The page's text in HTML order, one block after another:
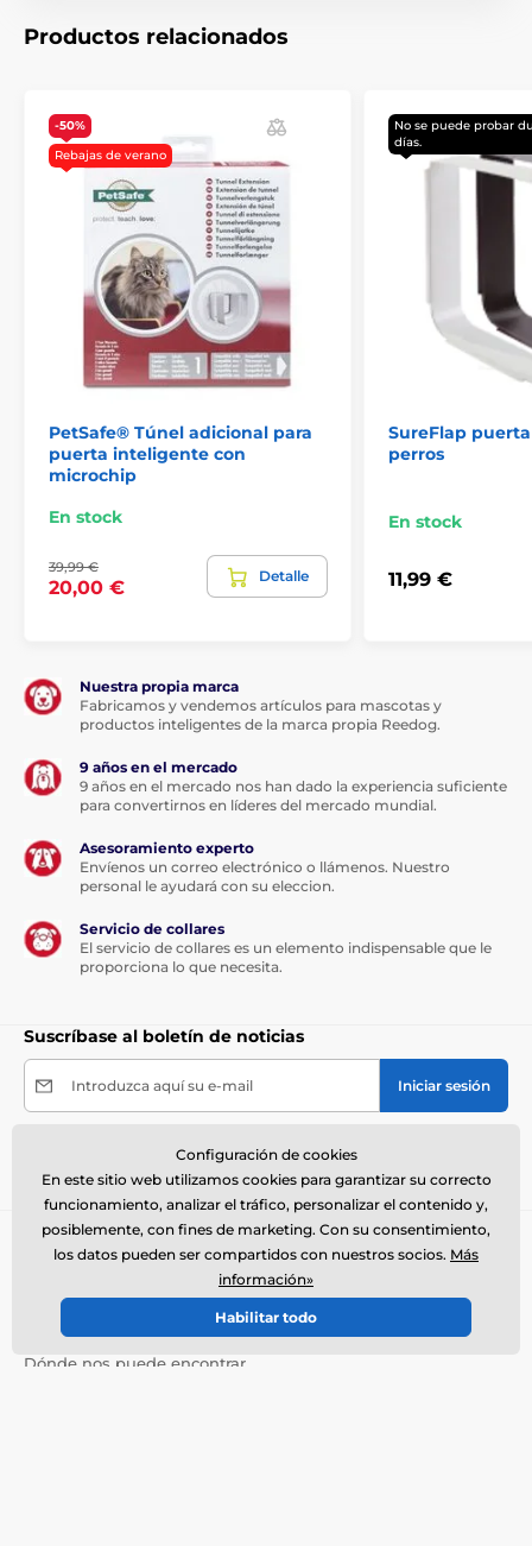
El producto aparece en las categorías
Productos relacionados
-50%
Rebajas de verano
PetSafe® Túnel adicional para
puerta inteligente con
microchip
En stock
39,99 €
20,00 €
Detalle
No se puede probar
días.
SureFlap
perros
En stock
11,99 €
Nuestra propia marca
Fabricamos y vendemos artículos para mascotas y
productos inteligentes de la marca propia Reedog.
9 años en el mercado
9 años en el mercado nos han dado la experiencia suficiente
para convertirnos en líderes del mercado mundial.
Asesoramiento experto
Envíenos un correo electrónico o llámenos. Nuestro
personal le ayudará con su eleccion.
Servicio de collares
El servicio de collares es un elemento indispensable que le
proporciona lo que necesita.
Suscríbase al boletín de noticias
Introduzca aquí su e-mail Iniciar sesión
Necesita ayuda ?
El servicio de atención al cliente está disponible
info@electro-collares.es
Dónde nos puede encontrar
Configuración de cookies
En este sitio web utilizamos cookies para garantizar su correcto
funcionamiento, analizar el tráfico, personalizar el contenido y,
posiblemente, con fines de marketing. Con su consentimiento,
los datos pueden ser compartidos con nuestros socios. Más
información»
Habilitar todo